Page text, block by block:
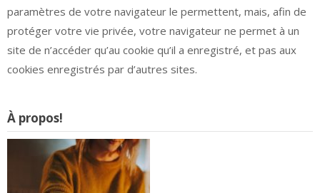
paramètres de votre navigateur le permettent, mais, afin de
protéger votre vie privée, votre navigateur ne permet à un
site de n’accéder qu’au cookie qu’il a enregistré, et pas aux
cookies enregistrés par d’autres sites.
À propos!